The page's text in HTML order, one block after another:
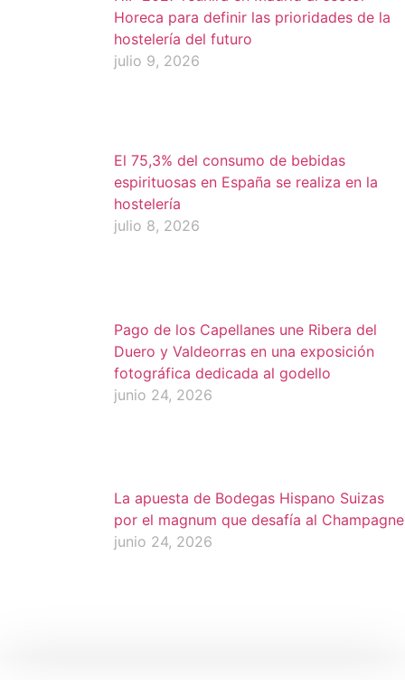
Horeca para definir las prioridades de la
hostelería del futuro
julio 9, 2026
El 75,3% del consumo de bebidas
espirituosas en España se realiza en la
hostelería
julio 8, 2026
Pago de los Capellanes une Ribera del
Duero y Valdeorras en una exposición
fotográfica dedicada al godello
junio 24, 2026
La apuesta de Bodegas Hispano Suizas
por el magnum que desafía al Champagne
junio 24, 2026